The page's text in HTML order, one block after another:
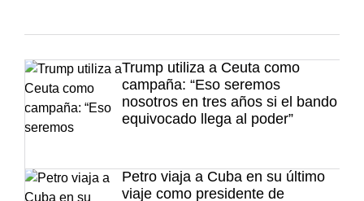
Trump utiliza a Ceuta como
campaña: “Eso seremos
nosotros en tres años si el bando
equivocado llega al poder”
Petro viaja a Cuba en su último
viaje como presidente de